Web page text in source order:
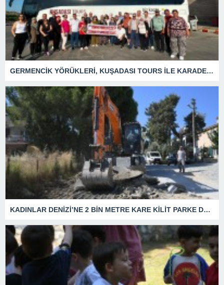
GERMENCİK YÖRÜKLERİ, KUŞADASI TOURS İLE KARADENİZ TURUNA ÇIKTI
KADINLAR DENİZİ’NE 2 BİN METRE KARE KİLİT PARKE DÖŞEMESİ